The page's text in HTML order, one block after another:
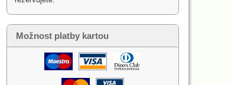
Možnost platby kartou